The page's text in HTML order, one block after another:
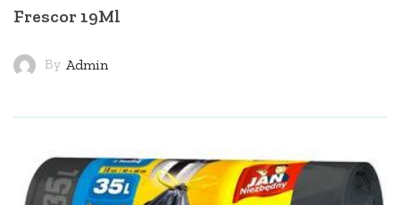
Frescor 19Ml
By Admin